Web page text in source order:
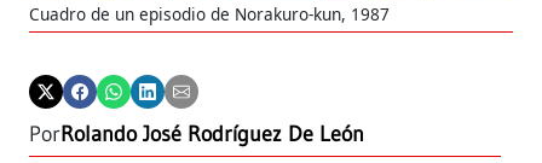
Cuadro de un episodio de Norakuro-kun, 1987
PorRolando José Rodríguez De León